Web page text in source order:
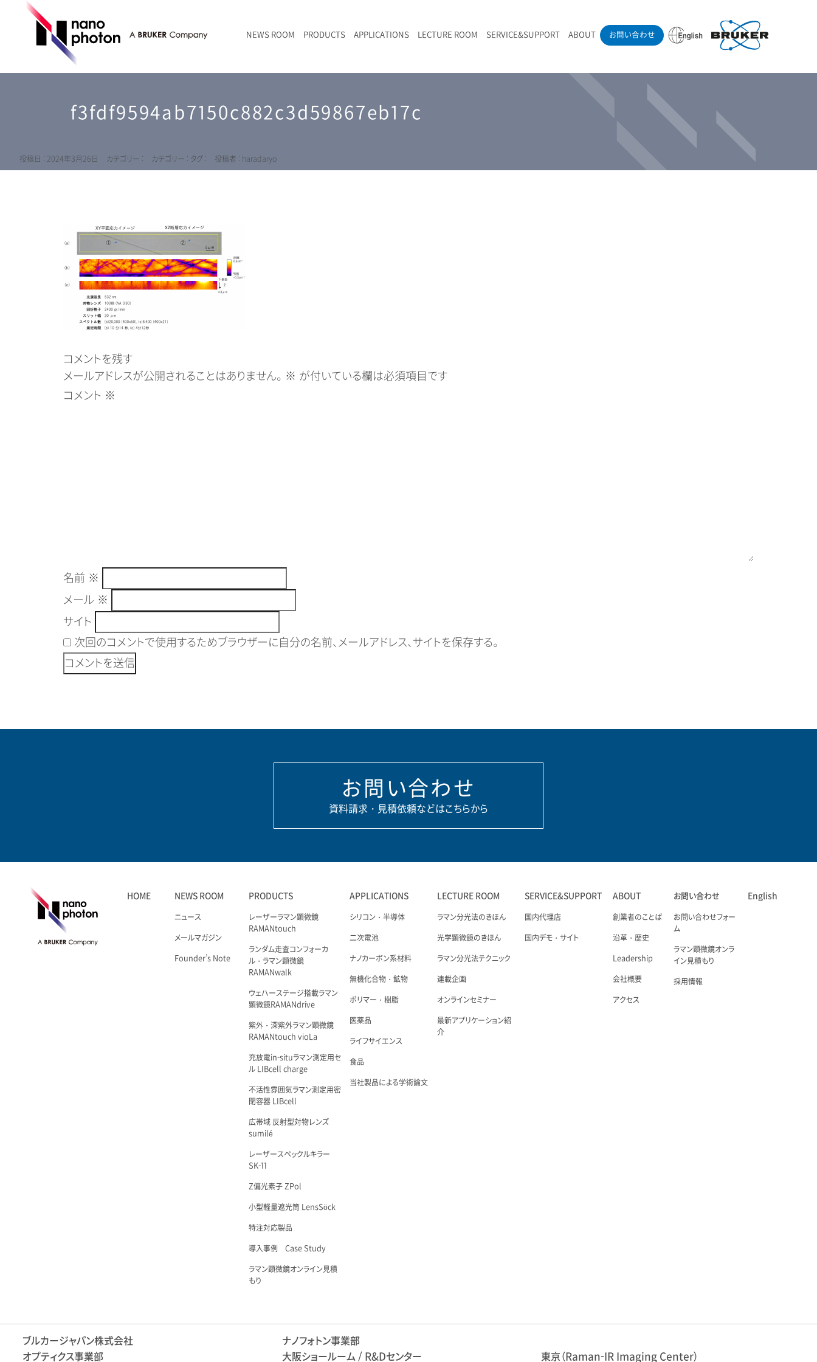
NEWS ROOM PRODUCTS
RAMANdrive | ウェハーステージ搭載ラマン顕微鏡
RAMANtouch vioLa | 紫外・深紫外ラマン顕微鏡
LIBcell charge | 充放電in-situラマン測定用セル
LIBcell | 不活性雰囲気ラマン測定用密閉容器
RAMAN顕微鏡オンライン見積もり
APPLICATIONS
無機化合物・鉱物
ポリマー（高分子）・樹脂
LECTURE ROOM
オンラインセミナー
SERVICE&SUPPORT ABOUT
アクセス
お問い合わせ
f3fdf9594ab7150c882c3d59867eb17c
投稿日 : 2024年3月26日 カテゴリー : カテゴリー : タグ : 投稿者 : haradaryo
コメントを残す
メールアドレスが公開されることはありません。 ※ が付いている欄は必須項目です
コメント ※
名前 ※
メール ※
サイト
次回のコメントで使用するためブラウザーに自分の名前、メールアドレス、サイトを保存する。
お問い合わせ
資料請求・見積依頼などはこちらから
HOME NEWS ROOM
ニュース
メールマガジン
Founder’s Note
PRODUCTS
レーザーラマン顕微鏡
RAMANtouch
ランダム走査コンフォーカ
ル・ラマン顕微鏡
RAMANwalk
ウェハーステージ搭載ラマン
顕微鏡RAMANdrive
紫外・深紫外ラマン顕微鏡
RAMANtouch vioLa
充放電in-situラマン測定用セ
ル LIBcell charge
不活性雰囲気ラマン測定用密
閉容器 LIBcell
広帯域 反射型対物レンズ
sumilé
レーザースペックルキラー
SK-11
Z偏光素子 ZPol
小型軽量遮光筒 LensSöck
特注対応製品
導入事例 Case Study
ラマン顕微鏡オンライン見積
もり
APPLICATIONS
シリコン・半導体
二次電池
ナノカーボン系材料
無機化合物・鉱物
ポリマー・樹脂
医薬品
ライフサイエンス
食品
当社製品による学術論文
LECTURE ROOM
ラマン分光法のきほん
光学顕微鏡のきほん
ラマン分光法テクニック
連載企画
オンラインセミナー
最新アプリケーション紹
介
SERVICE&SUPPORT
国内代理店
国内デモ・サイト
ABOUT
創業者のことば
沿革・歴史
Leadership
会社概要
アクセス
お問い合わせ
お問い合わせフォー
ム
ラマン顕微鏡オンラ
イン見積もり
採用情報
English
ブルカージャパン株式会社
オプティクス事業部
ナノフォトン事業部
大阪ショールーム / R&Dセンター
東京（Raman-IR Imaging Center）